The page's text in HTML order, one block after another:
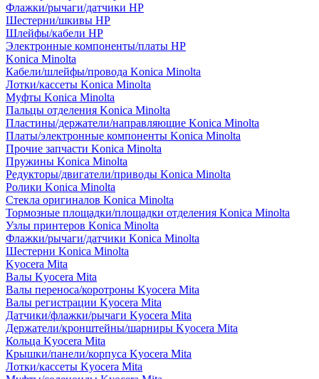
Флажки/рычаги/датчики HP
Шестерни/шкивы HP
Шлейфы/кабели HP
Электронные компоненты/платы HP
Konica Minolta
Кабели/шлейфы/провода Konica Minolta
Лотки/кассеты Konica Minolta
Муфты Konica Minolta
Пальцы отделения Konica Minolta
Пластины/держатели/направляющие Konica Minolta
Платы/электронные компоненты Konica Minolta
Прочие запчасти Konica Minolta
Пружины Konica Minolta
Редукторы/двигатели/приводы Konica Minolta
Ролики Konica Minolta
Стекла оригиналов Konica Minolta
Тормозные площадки/площадки отделения Konica Minolta
Узлы принтеров Konica Minolta
Флажки/рычаги/датчики Konica Minolta
Шестерни Konica Minolta
Kyocera Mita
Валы Kyocera Mita
Валы переноса/коротроны Kyocera Mita
Валы регистрации Kyocera Mita
Датчики/флажки/рычаги Kyocera Mita
Держатели/кронштейны/шарниры Kyocera Mita
Кольца Kyocera Mita
Крышки/панели/корпуса Kyocera Mita
Лотки/кассеты Kyocera Mita